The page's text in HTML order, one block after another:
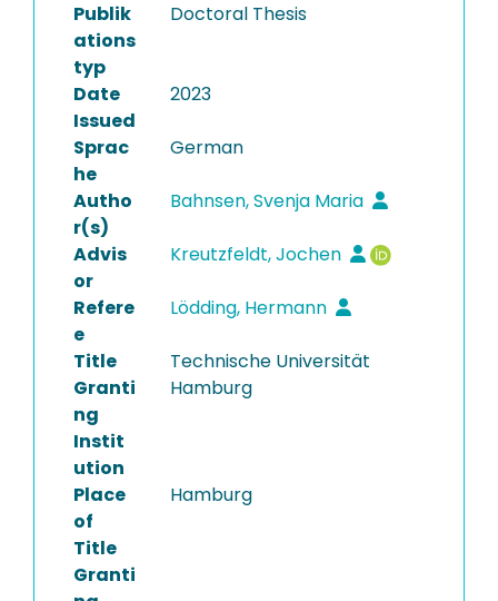
Publik
ations
typ
Doctoral Thesis
Date
Issued
2023
Sprac
he
German
Autho
r(s)
Bahnsen, Svenja Maria
Advis
or
Kreutzfeldt, Jochen
Refere
e
Lödding, Hermann
Title
Granti
ng
Instit
ution
Technische Universität
Hamburg
Place
of
Title
Granti
Hamburg